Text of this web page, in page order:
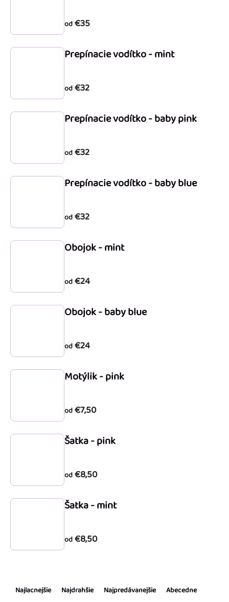
od€35
Prepínacie vodítko - mint
od€32
Prepínacie vodítko - baby pink
od€32
Prepínacie vodítko - baby blue
od€32
Obojok - mint
od€24
Obojok - baby blue
od€24
Motýlik - pink
od€7,50
Šatka - pink
od€8,50
Šatka - mint
od€8,50
Najlacnejšie Najdrahšie Najpredávanejšie Abecedne
u
k
v